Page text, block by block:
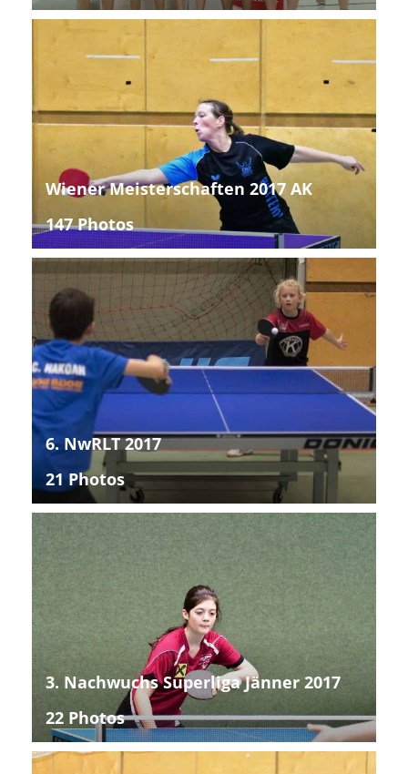
Wiener Meisterschaften 2017 AK
147 Photos
6. NwRLT 2017
21 Photos
3. Nachwuchs Superliga Jänner 2017
22 Photos